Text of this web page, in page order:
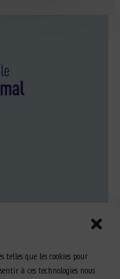
telles que les cookies pour
à ces technologies nous